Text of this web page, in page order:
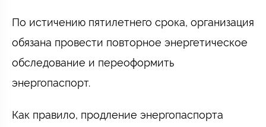
По истичению пятилетнего срока, организация
обязана провести повторное энергетическое
обследование и переоформить
энергопаспорт.
Как правило, продление энергопаспорта